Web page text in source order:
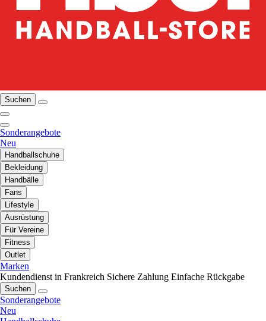
Suchen
Sonderangebote
Neu
Handballschuhe
Bekleidung
Handbälle
Fans
Lifestyle
Ausrüstung
Für Vereine
Fitness
Outlet
Marken
Kundendienst in Frankreich Sichere Zahlung Einfache Rückgabe
Suchen
Sonderangebote
Neu